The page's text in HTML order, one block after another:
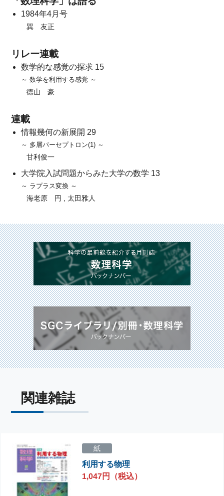
1984年4月号
巽 友正
リレー連載
数学的な感覚の探求 15
～ 数学を利用する感覚 ～
徳山 豪
連載
情報幾何の新展開 29
～ 多層パーセプトロン(1) ～
甘利俊一
大学院入試問題からみた大学の数学 13
～ ラプラス変換 ～
海老原 円 , 太田雅人
関連雑誌
紙
利用する物理
1,047円（税込）